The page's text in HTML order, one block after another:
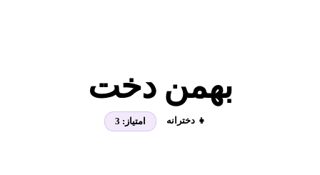
بهمن دخت
👧 دخترانه امتیاز: 3